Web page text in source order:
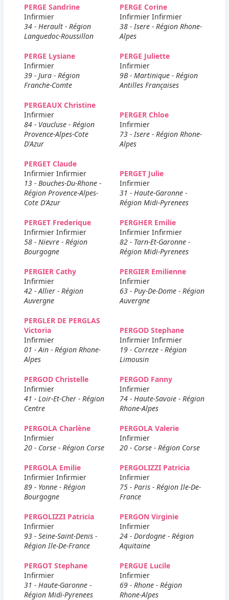
PERGE Sandrine
Infirmier
34 - Herault - Région
Languedoc-Roussillon
PERGE Corine
Infirmier Infirmier
38 - Isere - Région Rhone-
Alpes
PERGE Lysiane
Infirmier
39 - Jura - Région
Franche-Comte
PERGE Juliette
Infirmier
9B - Martinique - Région
Antilles Françaises
PERGEAUX Christine
Infirmier
84 - Vaucluse - Région
Provence-Alpes-Cote
D'Azur
PERGER Chloe
Infirmier
73 - Isere - Région Rhone-
Alpes
PERGET Claude
Infirmier Infirmier
13 - Bouches-Du-Rhone -
Région Provence-Alpes-
Cote D'Azur
PERGET Julie
Infirmier
31 - Haute-Garonne -
Région Midi-Pyrenees
PERGET Frederique
Infirmier Infirmier
58 - Nievre - Région
Bourgogne
PERGHER Emilie
Infirmier Infirmier
82 - Tarn-Et-Garonne -
Région Midi-Pyrenees
PERGIER Cathy
Infirmier
42 - Allier - Région
Auvergne
PERGIER Emilienne
Infirmier
63 - Puy-De-Dome - Région
Auvergne
PERGLER DE PERGLAS
Victoria
Infirmier
01 - Ain - Région Rhone-
Alpes
PERGOD Stephane
Infirmier Infirmier
19 - Correze - Région
Limousin
PERGOD Christelle
Infirmier
41 - Loir-Et-Cher - Région
Centre
PERGOD Fanny
Infirmier
74 - Haute-Savoie - Région
Rhone-Alpes
PERGOLA Charlène
Infirmier
20 - Corse - Région Corse
PERGOLA Valerie
Infirmier
20 - Corse - Région Corse
PERGOLA Emilie
Infirmier Infirmier
89 - Yonne - Région
Bourgogne
PERGOLIZZI Patricia
Infirmier
75 - Paris - Région Ile-De-
France
PERGOLIZZI Patricia
Infirmier
93 - Seine-Saint-Denis -
Région Ile-De-France
PERGON Virginie
Infirmier
24 - Dordogne - Région
Aquitaine
PERGOT Stephane
Infirmier
31 - Haute-Garonne -
Région Midi-Pyrenees
PERGUE Lucile
Infirmier
69 - Rhone - Région
Rhone-Alpes